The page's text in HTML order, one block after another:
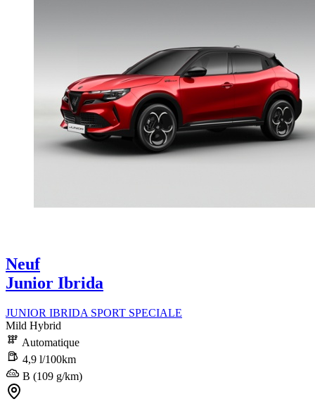
Neuf
Junior Ibrida
JUNIOR IBRIDA SPORT SPECIALE
Mild Hybrid
Automatique
4,9 l/100km
B (109 g/km)